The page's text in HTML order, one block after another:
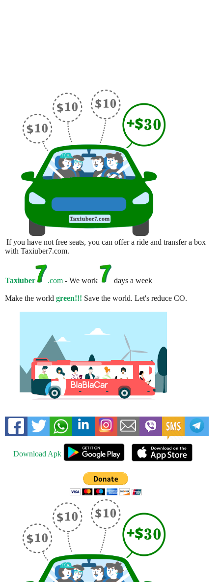
If you have not free seats, you can offer a ride and transfer a box
with Taxiuber7.com.
Taxiuber .com - We work days a week
Make the world green!!! Save the world. Let's reduce CO.
Download Apk